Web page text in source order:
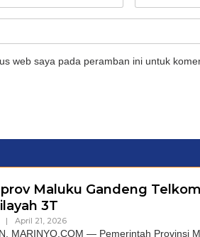
web saya pada peramban ini untuk
Maluku Gandeng
3T
| April 21, 2026
MARINYO.COM — Pemerintah Provinsi